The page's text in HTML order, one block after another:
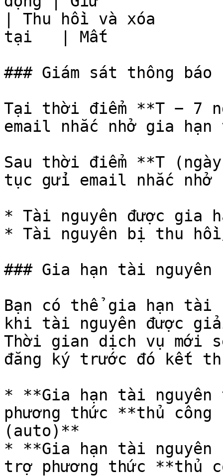
| Thu hồi và xóa
tại   | Mất
### Giám sát thông
Tại thời điểm **T − 7
email nhắc nhở gia
Sau thời điểm **T
tục gửi email nhắc nhở
* Tài nguyên được gia
* Tài nguyên bị thu
### Gia hạn tài nguyên
Bạn có thể gia hạn tài
khi tài nguyên được
Thời gian dịch vụ mới
đăng ký trước đó kết
* **Gia hạn tài
phương thức **thủ
(auto)**
* **Gia hạn tài
trợ phương thức **thủ